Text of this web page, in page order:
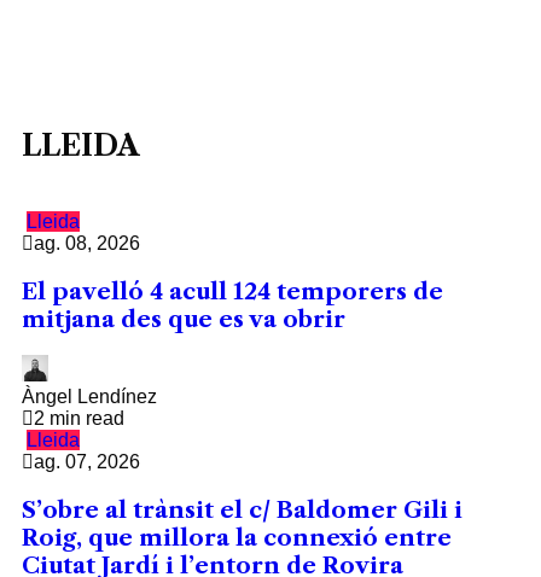
LLEIDA
Lleida
ag. 08, 2026
El pavelló 4 acull 124 temporers de
mitjana des que es va obrir
Àngel Lendínez
2 min read
Lleida
ag. 07, 2026
S’obre al trànsit el c/ Baldomer Gili i
Roig, que millora la connexió entre
Ciutat Jardí i l’entorn de Rovira